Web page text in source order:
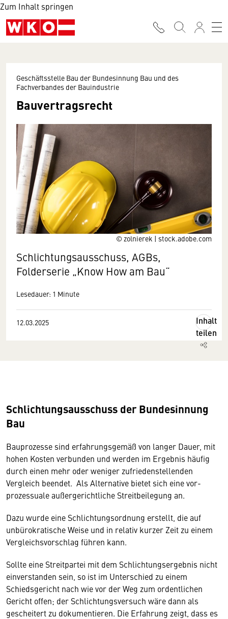
Zum Inhalt springen
© zolnierek | stock.adobe.com
Geschäftsstelle Bau der Bundesinnung Bau und des
Fachverbandes der Bauindustrie
Bauvertragsrecht
Schlichtungsausschuss, AGBs,
Folderserie „Know How am Bau“
Lesedauer: 1 Minute
12.03.2025
Inhalt
teilen
Schlichtungsausschuss der Bundesinnung
Bau
Bauprozesse sind erfahrungsgemäß von langer Dauer, mit
hohen Kosten verbunden und werden im Ergebnis häufig
durch einen mehr oder weniger zufriedenstellenden
Vergleich beendet. Als Alternative bietet sich eine vor­
prozessuale außergerichtliche Streitbeilegung an.
Dazu wurde eine Schlichtungsordnung erstellt, die auf
unbürokratische Weise und in relativ kurzer Zeit zu einem
Vergleichsvorschlag führen kann.
Sollte eine Streitpartei mit dem Schlichtungsergebnis nicht
einverstanden sein, so ist im Unterschied zu einem
Schiedsgericht nach wie vor der Weg zum ordentlichen
Gericht offen; der Schlichtungsversuch wäre dann als
gescheitert zu dokumentieren. Die Erfahrung zeigt, dass es